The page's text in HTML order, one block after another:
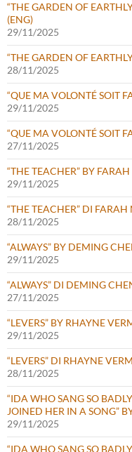
“THE GARDEN OF
(ENG)
29/11/2025
“THE GARDEN OF
28/11/2025
“QUE MA VOLONTÉ SOIT
29/11/2025
“QUE MA VOLONTÉ SOIT
27/11/2025
“THE TEACHER” BY
29/11/2025
“THE TEACHER” DI FARAH
28/11/2025
“ALWAYS” BY DEMING
29/11/2025
“ALWAYS” DI DEMING
27/11/2025
“LEVERS” BY RHAYNE
29/11/2025
“LEVERS” DI RHAYNE
28/11/2025
“IDA WHO SANG SO
JOINED HER IN A SONG”
29/11/2025
“IDA WHO SANG SO